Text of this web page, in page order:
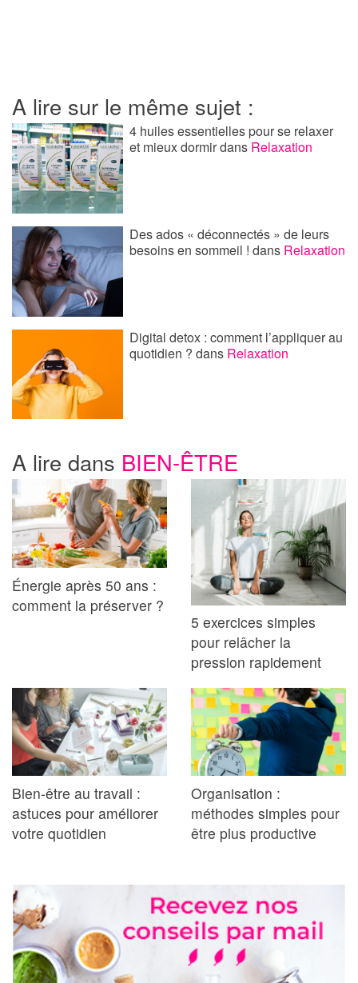
A lire sur le même sujet :
4 huiles essentielles pour se relaxer
et mieux dormirdans Relaxation
Des ados « déconnectés » de leurs
besoins en sommeil !dans Relaxation
Digital detox : comment l’appliquer au
quotidien ?dans Relaxation
A lire dans BIEN-ÊTRE
Énergie après 50 ans :
comment la préserver ?
5 exercices simples
pour relâcher la
pression rapidement
Bien-être au travail :
astuces pour améliorer
votre quotidien
Organisation :
méthodes simples pour
être plus productive